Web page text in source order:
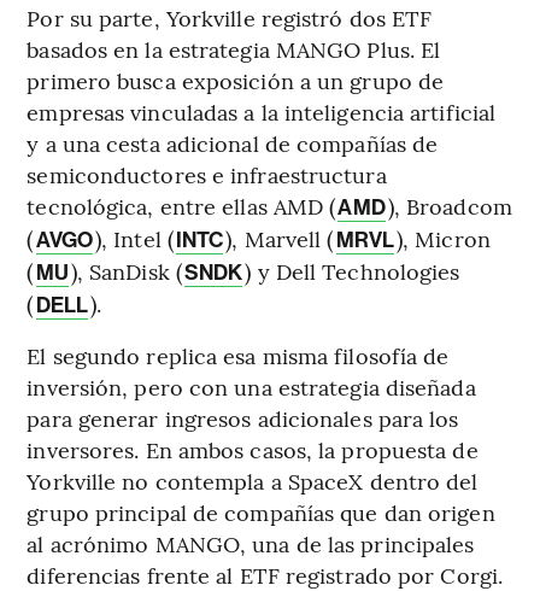
Por su parte, Yorkville registró dos ETF
basados en la estrategia MANGO Plus. El
primero busca exposición a un grupo de
empresas vinculadas a la inteligencia artificial
y a una cesta adicional de compañías de
semiconductores e infraestructura
tecnológica, entre ellas AMD (AMD), Broadcom
(AVGO), Intel (INTC), Marvell (MRVL), Micron
(MU), SanDisk (SNDK) y Dell Technologies
(DELL).
El segundo replica esa misma filosofía de
inversión, pero con una estrategia diseñada
para generar ingresos adicionales para los
inversores. En ambos casos, la propuesta de
Yorkville no contempla a SpaceX dentro del
grupo principal de compañías que dan origen
al acrónimo MANGO, una de las principales
diferencias frente al ETF registrado por Corgi.